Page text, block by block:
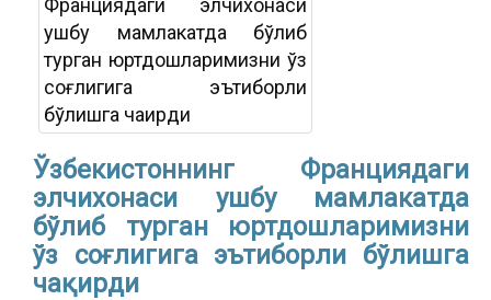
Ўзбекистоннинг Франциядаги
элчихонаси ушбу мамлакатда
бўлиб турган юртдошларимизни
ўз соғлигига эътиборли бўлишга
чақирди